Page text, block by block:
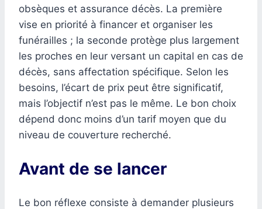
obsèques et assurance décès. La première
vise en priorité à financer et organiser les
funérailles ; la seconde protège plus largement
les proches en leur versant un capital en cas de
décès, sans affectation spécifique. Selon les
besoins, l’écart de prix peut être significatif,
mais l’objectif n’est pas le même. Le bon choix
dépend donc moins d’un tarif moyen que du
niveau de couverture recherché.
Avant de se lancer
Le bon réflexe consiste à demander plusieurs